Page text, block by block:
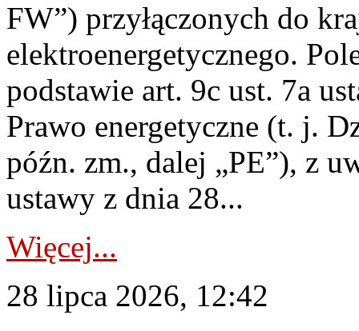
FW”) przyłączonych do
elektroenergetycznego.
podstawie art. 9c ust. 7a
Prawo energetyczne (t. j.
późn. zm., dalej „PE”), z
ustawy z dnia 28...
Więcej...
28 lipca 2026, 12:42